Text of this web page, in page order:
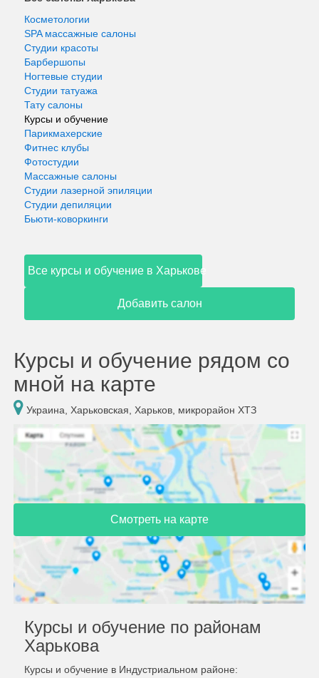
Косметологии
SPA массажные салоны
Студии красоты
Барбершопы
Ногтевые студии
Студии татуажа
Тату салоны
Курсы и обучение
Парикмахерские
Фитнес клубы
Фотостудии
Массажные салоны
Студии лазерной эпиляции
Студии депиляции
Бьюти-коворкинги
Все курсы и обучение в Харькове
Добавить салон
Курсы и обучение рядом со
мной на карте
Украина, Харьковская, Харьков, микрорайон ХТЗ
Смотреть на карте
Курсы и обучение по районам
Харькова
Курсы и обучение в Индустриальном районе: